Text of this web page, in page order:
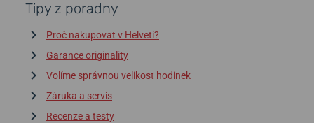
Tipy z poradny
Proč nakupovat v Helveti?
Garance originality
Volíme správnou velikost hodinek
Záruka a servis
Recenze a testy